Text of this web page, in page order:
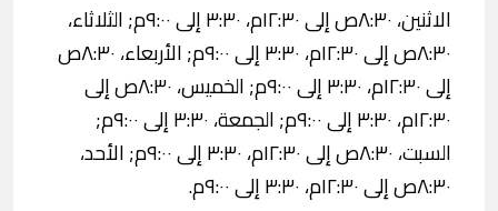
الاثنين، ٨:٣٠ص إلى ١٢:٣٠م، ٣:٣٠ إلى ٩:٠٠م; الثلاثاء،
٨:٣٠ص إلى ١٢:٣٠م، ٣:٣٠ إلى ٩:٠٠م; الأربعاء، ٨:٣٠ص
إلى ١٢:٣٠م، ٣:٣٠ إلى ٩:٠٠م; الخميس، ٨:٣٠ص إلى
١٢:٣٠م، ٣:٣٠ إلى ٩:٠٠م; الجمعة، ٣:٣٠ إلى ٩:٠٠م;
السبت، ٨:٣٠ص إلى ١٢:٣٠م، ٣:٣٠ إلى ٩:٠٠م; الأحد،
٨:٣٠ص إلى ١٢:٣٠م، ٣:٣٠ إلى ٩:٠٠م.